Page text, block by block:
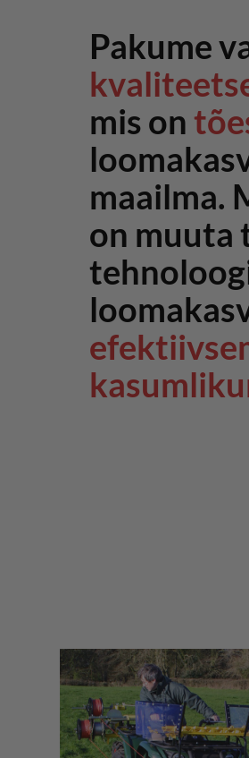
Pakume
mis on
maailma.
on muuta